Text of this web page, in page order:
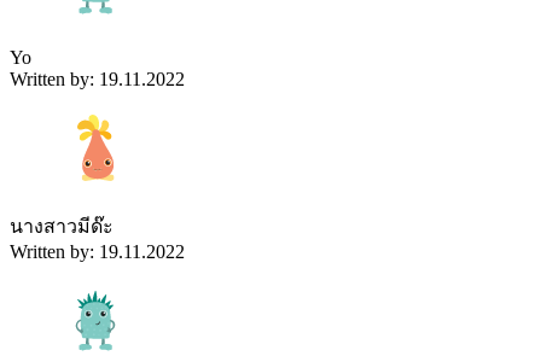
Yo
Written by: 19.11.2022
นางสาวมีด๊ะ
Written by: 19.11.2022